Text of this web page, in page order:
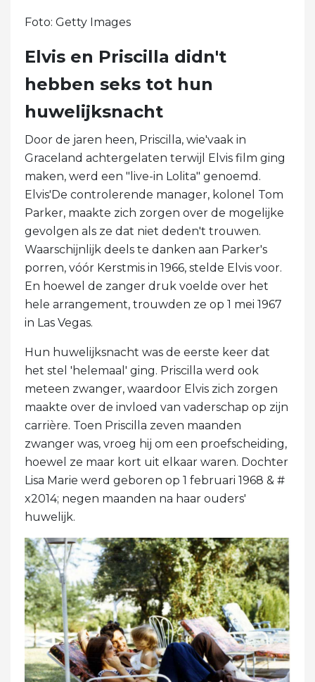
Foto: Getty Images
Elvis en Priscilla didn't
hebben seks tot hun
huwelijksnacht
Door de jaren heen, Priscilla, wie'vaak in
Graceland achtergelaten terwijl Elvis film ging
maken, werd een "live-in Lolita" genoemd.
Elvis'De controlerende manager, kolonel Tom
Parker, maakte zich zorgen over de mogelijke
gevolgen als ze dat niet deden't trouwen.
Waarschijnlijk deels te danken aan Parker's
porren, vóór Kerstmis in 1966, stelde Elvis voor.
En hoewel de zanger druk voelde over het
hele arrangement, trouwden ze op 1 mei 1967
in Las Vegas.
Hun huwelijksnacht was de eerste keer dat
het stel 'helemaal' ging. Priscilla werd ook
meteen zwanger, waardoor Elvis zich zorgen
maakte over de invloed van vaderschap op zijn
carrière. Toen Priscilla zeven maanden
zwanger was, vroeg hij om een ​​proefscheiding,
hoewel ze maar kort uit elkaar waren. Dochter
Lisa Marie werd geboren op 1 februari 1968 & #
x2014; negen maanden na haar ouders'
huwelijk.